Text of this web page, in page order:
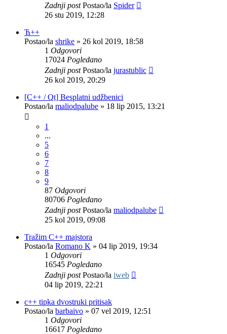
Zadnji postPostao/la Spider
26 stu 2019, 12:28
Ћ++
Postao/la shrike » 26 kol 2019, 18:58
1 Odgovori
17024 Pogledano
Zadnji postPostao/la jurastublic
26 kol 2019, 20:29
[C++ / Qt] Besplatni udžbenici
Postao/la maliodpalube » 18 lip 2015, 13:21
1
...
5
6
7
8
9
87 Odgovori
80706 Pogledano
Zadnji postPostao/la maliodpalube
25 kol 2019, 09:08
Tražim C++ majstora
Postao/la Romano K » 04 lip 2019, 19:34
1 Odgovori
16545 Pogledano
Zadnji postPostao/la iweb
04 lip 2019, 22:21
c++ tipka dvostruki pritisak
Postao/la barbaivo » 07 vel 2019, 12:51
1 Odgovori
16617 Pogledano